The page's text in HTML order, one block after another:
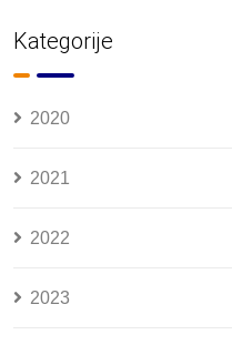
Kategorije
2020
2021
2022
2023